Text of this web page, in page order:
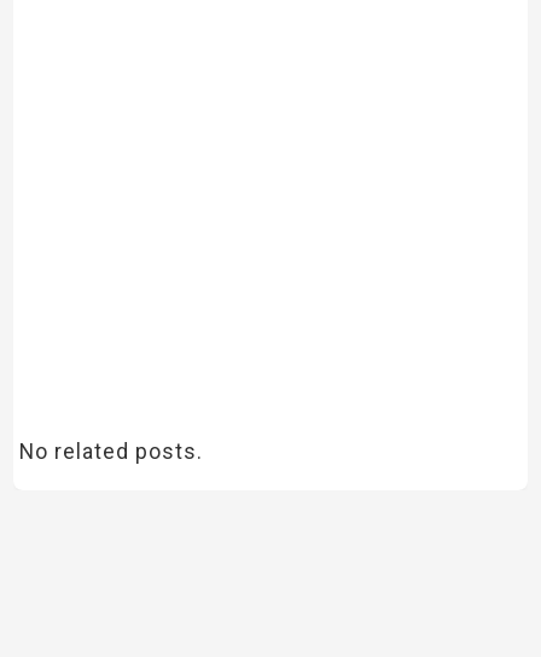
No related posts.